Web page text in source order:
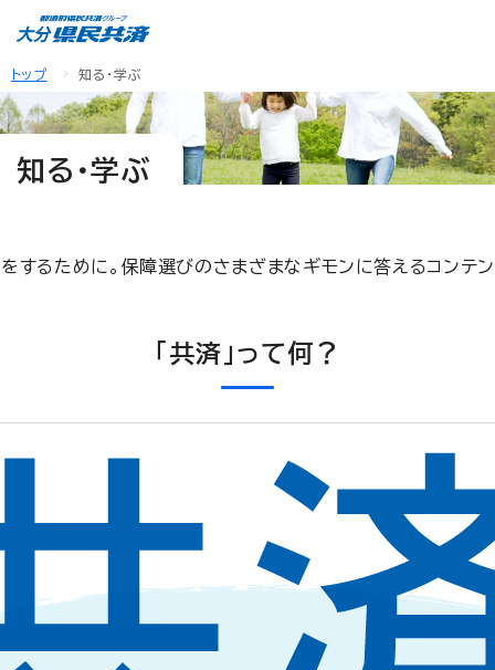
トップ 知る・学ぶ
知る・学ぶ
するために。保障選びのさまざまなギモンに答えるコンテ
「共済」って何？